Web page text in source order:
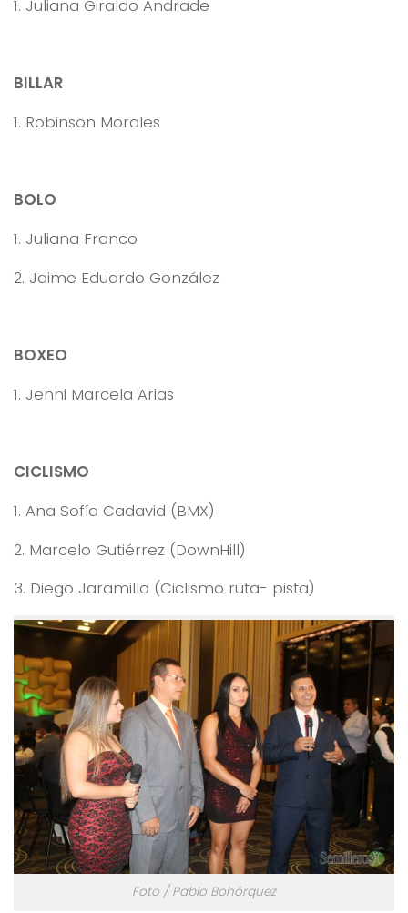
1. Juliana Giraldo Andrade
BILLAR
1. Robinson Morales
BOLO
1. Juliana Franco
2. Jaime Eduardo González
BOXEO
1. Jenni Marcela Arias
CICLISMO
1. Ana Sofía Cadavid (BMX)
2. Marcelo Gutiérrez (DownHill)
3. Diego Jaramillo (Ciclismo ruta- pista)
Foto / Pablo Bohórquez